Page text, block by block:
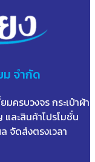
จำกัด
มครบวงจร กระเป๋าผ้า
ละสินค้าโปรโมชั่น
จัดส่งตรงเวลา